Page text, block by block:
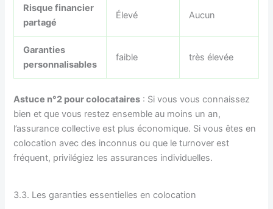
Risque financier
partagé
Élevé Aucun
Garanties
personnalisables
faible très élevée
Astuce n°2 pour colocataires : Si vous vous connaissez
bien et que vous restez ensemble au moins un an,
l’assurance collective est plus économique. Si vous êtes en
colocation avec des inconnus ou que le turnover est
fréquent, privilégiez les assurances individuelles.
3.3. Les garanties essentielles en colocation